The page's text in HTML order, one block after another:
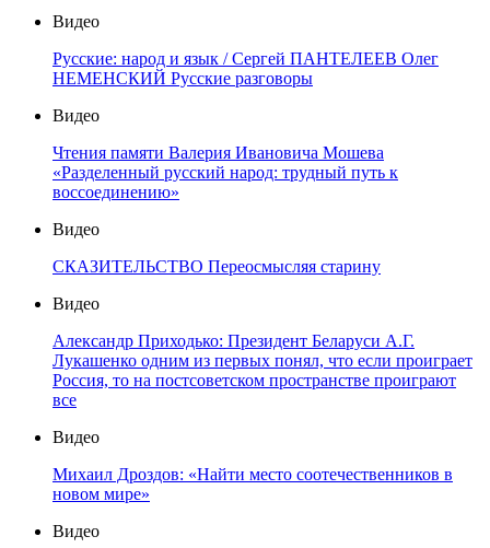
Видео
Русские: народ и язык / Сергей ПАНТЕЛЕЕВ Олег
НЕМЕНСКИЙ Русские разговоры
Видео
Чтения памяти Валерия Ивановича Мошева
«Разделенный русский народ: трудный путь к
воссоединению»
Видео
СКАЗИТЕЛЬСТВО Переосмысляя старину
Видео
Александр Приходько: Президент Беларуси А.Г.
Лукашенко одним из первых понял, что если проиграет
Россия, то на постсоветском пространстве проиграют
все
Видео
Михаил Дроздов: «Найти место соотечественников в
новом мире»
Видео